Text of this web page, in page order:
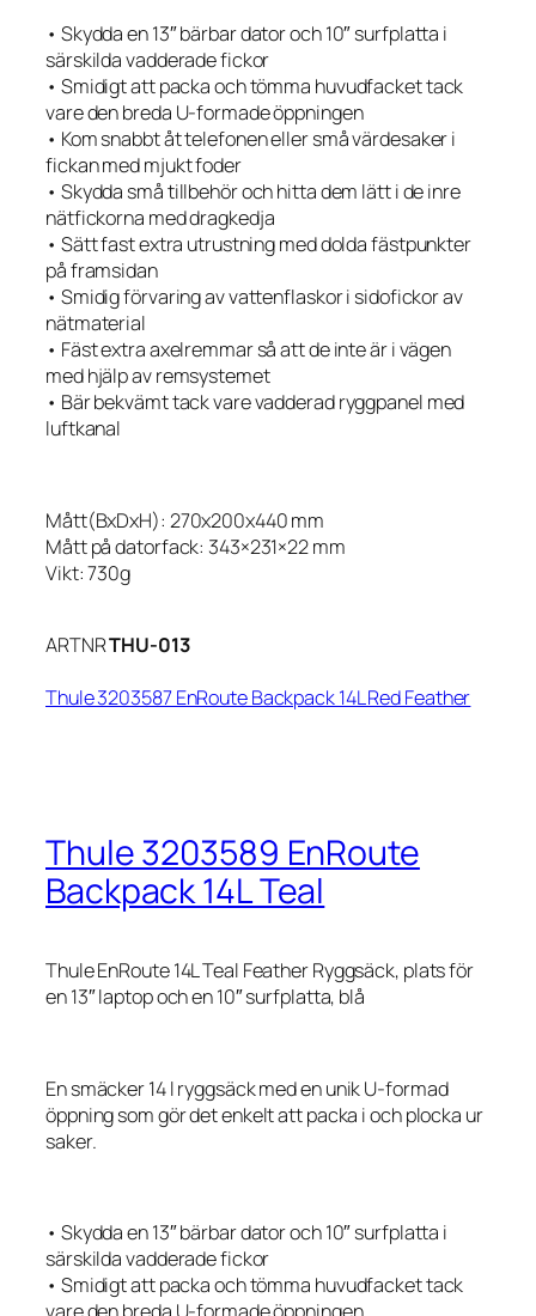
• Skydda en 13″ bärbar dator och 10″ surfplatta i
särskilda vadderade fickor
• Smidigt att packa och tömma huvudfacket tack
vare den breda U-formade öppningen
• Kom snabbt åt telefonen eller små värdesaker i
fickan med mjukt foder
• Skydda små tillbehör och hitta dem lätt i de inre
nätfickorna med dragkedja
• Sätt fast extra utrustning med dolda fästpunkter
på framsidan
• Smidig förvaring av vattenflaskor i sidofickor av
nätmaterial
• Fäst extra axelremmar så att de inte är i vägen
med hjälp av remsystemet
• Bär bekvämt tack vare vadderad ryggpanel med
luftkanal
Mått(BxDxH): 270x200x440 mm
Mått på datorfack: 343×231×22 mm
Vikt: 730g
ARTNRTHU-013
Thule 3203587 EnRoute Backpack 14L Red Feather
Thule 3203589 EnRoute
Backpack 14L Teal
Thule EnRoute 14L Teal Feather Ryggsäck, plats för
en 13″ laptop och en 10″ surfplatta, blå
En smäcker 14 l ryggsäck med en unik U-formad
öppning som gör det enkelt att packa i och plocka ur
saker.
• Skydda en 13″ bärbar dator och 10″ surfplatta i
särskilda vadderade fickor
• Smidigt att packa och tömma huvudfacket tack